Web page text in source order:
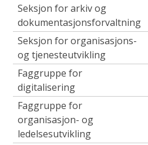
Seksjon for arkiv og
dokumentasjonsforvaltning
Seksjon for organisasjons-
og tjenesteutvikling
Faggruppe for
digitalisering
Faggruppe for
organisasjon- og
ledelsesutvikling